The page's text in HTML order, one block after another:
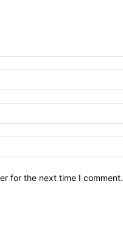
for the next time I comment.